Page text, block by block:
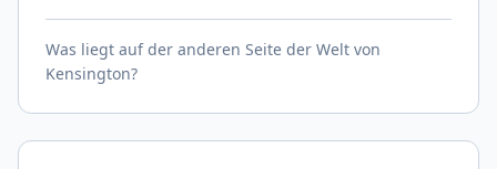
Was liegt auf der anderen Seite der Welt von
Kensington?